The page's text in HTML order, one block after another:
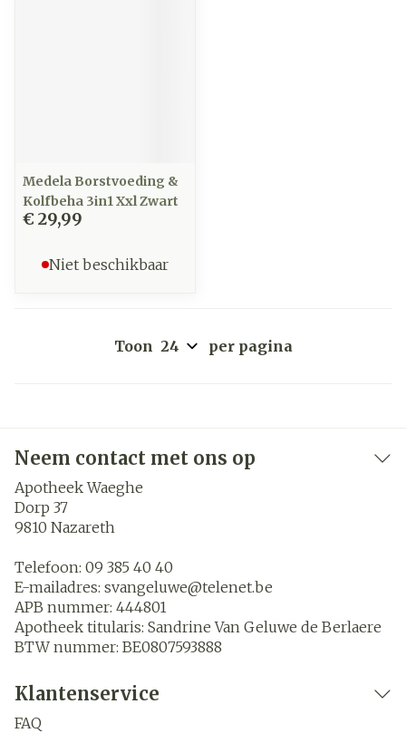
Medela Borstvoeding &
Kolfbeha 3in1 Xxl Zwart
€ 29,99
Niet beschikbaar
Toon per pagina
Neem contact met ons op
Apotheek Waeghe
Dorp 37
9810 Nazareth
Telefoon: 09 385 40 40
E-mailadres: svangeluwe@telenet.be
APB nummer: 444801
Apotheek titularis: Sandrine Van Geluwe de Berlaere
BTW nummer: BE0807593888
Klantenservice
FAQ